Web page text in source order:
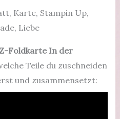
Z-Foldkarte In der
Teile du zuschneiden
und zusammensetzt: